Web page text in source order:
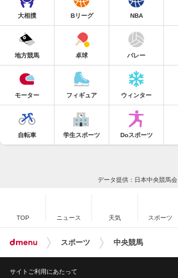
大相撲 Bリーグ NBA
地方競馬 卓球 バレー
モーター フィギュア ウィンター
自転車 学生スポーツ Doスポーツ
データ提供：日本中央競馬会
TOP ニュース 天気 スポーツ
スポーツ 中央競馬
サイトご利用にあたって